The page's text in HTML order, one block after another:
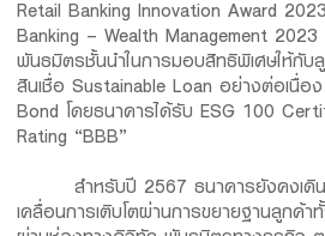
Retail Banking Innovation Award
Banking – Wealth Management
พันธมิตรชั้นนำในการมอบสิทธิพิเศษให้กับ
สินเชื่อ Sustainable Loan อย่างต่อเนื่อง
Bond โดยธนาคารได้รับ ESG 100
Rating “BBB”
สำหรับปี 2567 ธนาคารยังคงเดินต
เคลื่อนการเติบโตผ่านการขยายฐานลูกค้า